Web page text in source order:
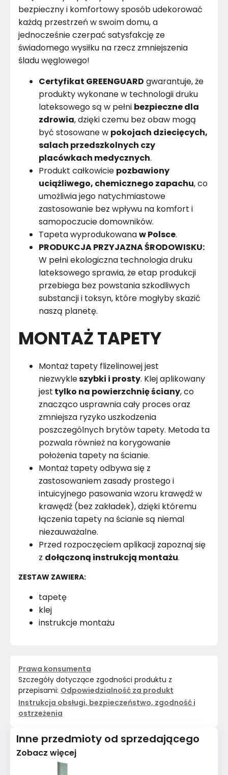
bezpieczny i komfortowy sposób udekorować
każdą przestrzeń w swoim domu, a
jednocześnie czerpać satysfakcję ze
świadomego wysiłku na rzecz zmniejszenia
śladu węglowego!
Certyfikat GREENGUARD gwarantuje, że
produkty wykonane w technologii druku
lateksowego są w pełni bezpieczne dla
zdrowia, dzięki czemu bez obaw mogą
być stosowane w pokojach dziecięcych,
salach przedszkolnych czy
placówkach medycznych.
Produkt całkowicie pozbawiony
uciążliwego, chemicznego zapachu, co
umożliwia jego natychmiastowe
zastosowanie bez wpływu na komfort i
samopoczucie domowników.
Tapeta wyprodukowanaw Polsce.
PRODUKCJA PRZYJAZNA ŚRODOWISKU:
W pełni ekologiczna technologia druku
lateksowego sprawia, że etap produkcji
przebiega bez powstania szkodliwych
substancji i toksyn, które mogłyby skazić
naszą planetę.
MONTAŻ TAPETY
Montaż tapety flizelinowej jest
niezwykleszybki i prosty. Klej aplikowany
jest tylko na powierzchnię ściany, co
znacząco usprawnia cały proces oraz
zmniejsza ryzyko uszkodzenia
poszczególnych brytów tapety. Metoda ta
pozwala również na korygowanie
położenia tapety na ścianie.
Montaż tapety odbywa się z
zastosowaniem zasady prostego i
intuicyjnego pasowania wzoru krawędź w
krawędź (bez zakładek), dzięki któremu
łączenia tapety na ścianie są niemal
niezauważalne.
Przed rozpoczęciem aplikacji zapoznaj się
z dołączoną instrukcją montażu.
ZESTAW ZAWIERA:
tapetę
klej
instrukcje montażu
Prawa konsumenta
Szczegóły dotyczące zgodności produktu z
przepisami: Odpowiedzialność za produkt
Instrukcja obsługi, bezpieczeństwo, zgodność i
ostrzeżenia
Inne przedmioty od sprzedającego
Zobacz więcej